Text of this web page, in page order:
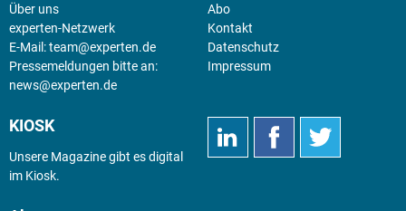
Über uns
experten-Netzwerk
E-Mail:team@experten.de
Pressemeldungen bitte an:
news@experten.de
Abo
Kontakt
Datenschutz
Impressum
KIOSK
Unsere Magazine gibt es digital
im Kiosk.